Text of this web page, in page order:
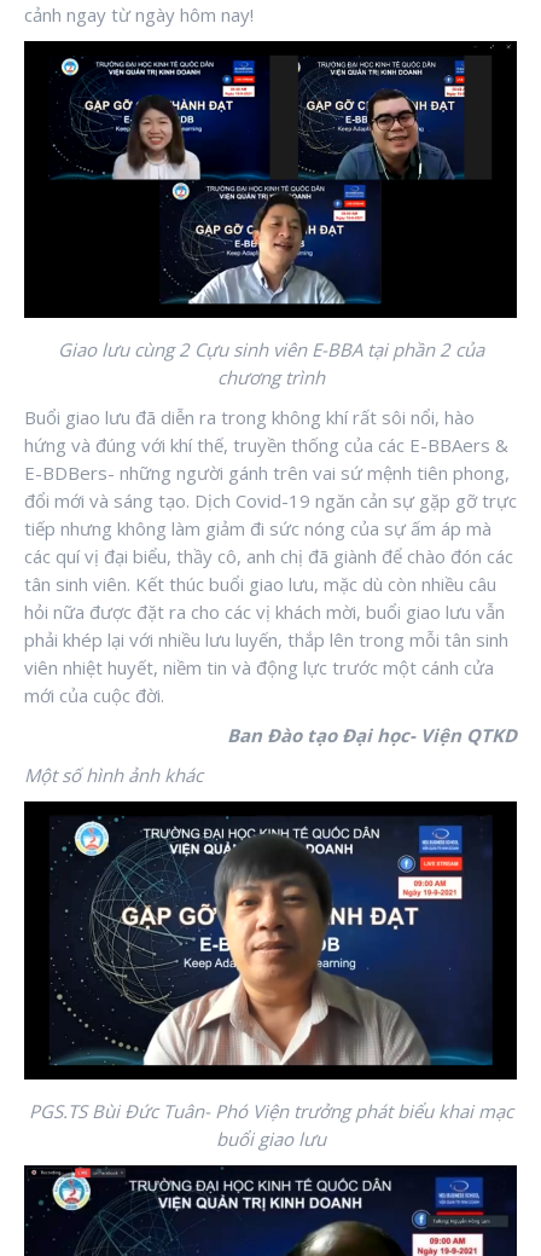
cảnh ngay từ ngày hôm nay!
Giao lưu cùng 2 Cựu sinh viên E-BBA tại phần 2 của
chương trình
Buổi giao lưu đã diễn ra trong không khí rất sôi nổi, hào
hứng và đúng với khí thế, truyền thống của các E-BBAers &
E-BDBers- những người gánh trên vai sứ mệnh tiên phong,
đổi mới và sáng tạo. Dịch Covid-19 ngăn cản sự gặp gỡ trực
tiếp nhưng không làm giảm đi sức nóng của sự ấm áp mà
các quí vị đại biểu, thầy cô, anh chị đã giành để chào đón các
tân sinh viên. Kết thúc buổi giao lưu, mặc dù còn nhiều câu
hỏi nữa được đặt ra cho các vị khách mời, buổi giao lưu vẫn
phải khép lại với nhiều lưu luyến, thắp lên trong mỗi tân sinh
viên nhiệt huyết, niềm tin và động lực trước một cánh cửa
mới của cuộc đời.
Ban Đào tạo Đại học- Viện QTKD
Một số hình ảnhkhác
PGS.TS Bùi Đức Tuân- Phó Viện trưởng phát biểu khai mạc
buổi giao lưu